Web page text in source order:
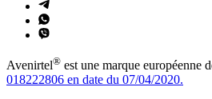
Avenirtel® est une marque européenne
018222806 en date du 07/04/2020.